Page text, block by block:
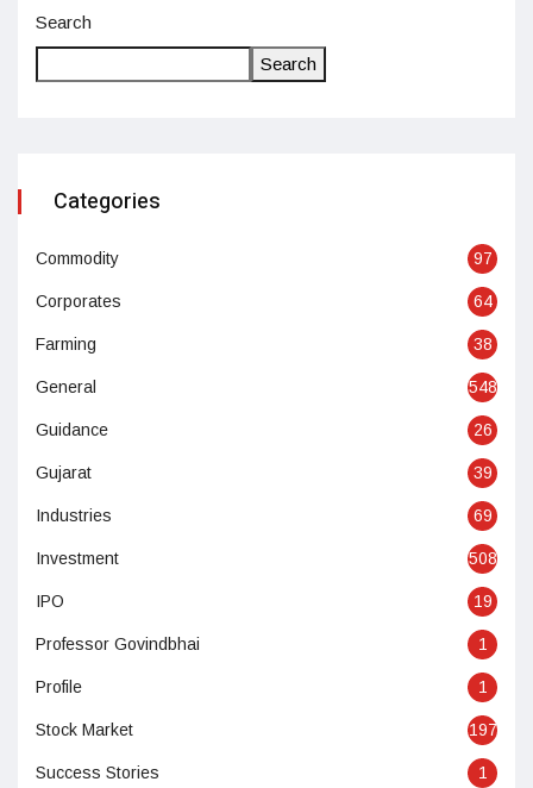
Search
Search
Categories
Commodity 97
Corporates 64
Farming 38
General 548
Guidance 26
Gujarat 39
Industries 69
Investment 508
IPO 19
Professor Govindbhai 1
Profile 1
Stock Market 197
Success Stories 1